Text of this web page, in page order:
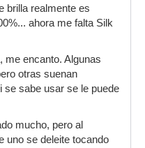
brilla realmente es
ahora me falta Silk
me encanto. Algunas
otras suenan
se sabe usar se le puede
mucho, pero al
uno se deleite tocando